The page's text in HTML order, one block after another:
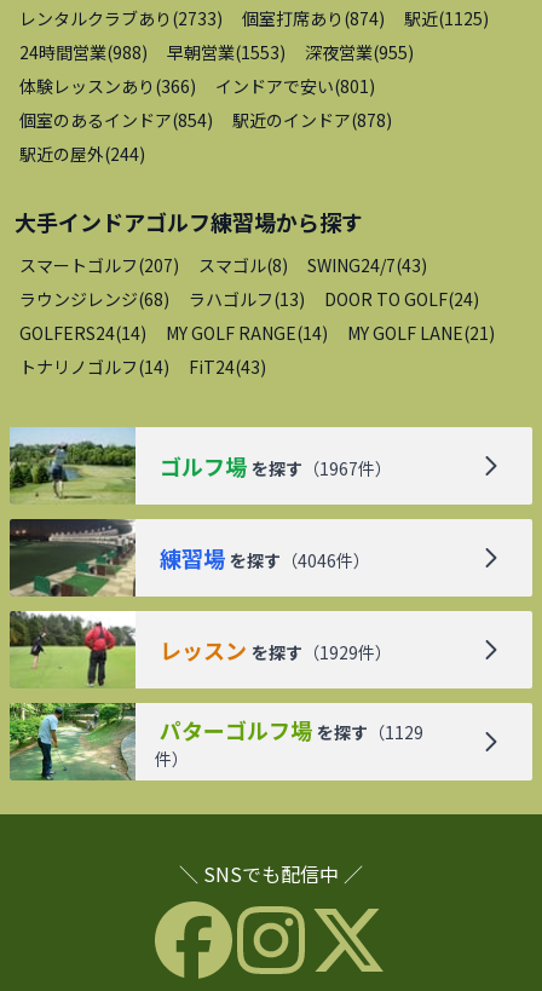
レンタルクラブあり (2733) 個室打席あり (874) 駅近(1125)
24時間営業(988) 早朝営業(1553) 深夜営業(955)
体験レッスンあり (366) インドアで安い(801 )
個室のあるインドア(854) 駅近のインドア(878)
駅近の屋外(244)
大手インドアゴルフ練習場から探す
スマートゴルフ(207) スマゴル(8) SWING24/7(43)
ラウンジレンジ(68) ラハゴルフ(13) DOOR TO GOLF(24)
GOLFERS24(14) MY GOLF RANGE(14) MY GOLF LANE(21 )
トナリノゴルフ(14) FiT24(43)
ゴルフ場 を探す （1967件）
練習場 を探す （4046件）
レッスン を探す （1929件）
パターゴルフ場 を探す （1129
件）
＼ SNSでも配信中 ／